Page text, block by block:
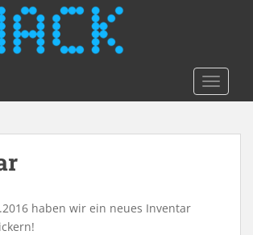
haben wir ein neues Inventar